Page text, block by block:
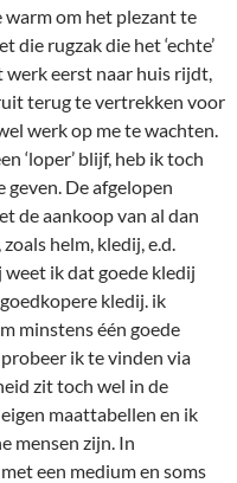
warm om het plezant te
die rugzak die het ‘echte’
werk eerst naar huis rijdt,
terug te vertrekken voor
werk op me te wachten.
‘loper’ blijf, heb ik toch
De afgelopen
de aankoop van al dan
helm, kledij, e.d.
ik dat goede kledij
kledij. ik
minstens één goede
ik te vinden via
zit toch wel in de
maattabellen en ik
mensen zijn. In
een medium en soms